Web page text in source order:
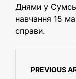
Днями у
навчання 15
справи.
PREVIOUS